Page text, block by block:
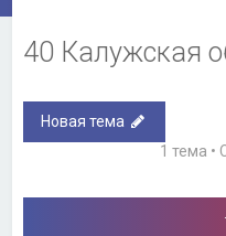
40 Калужская
Новая тема
1 тема •